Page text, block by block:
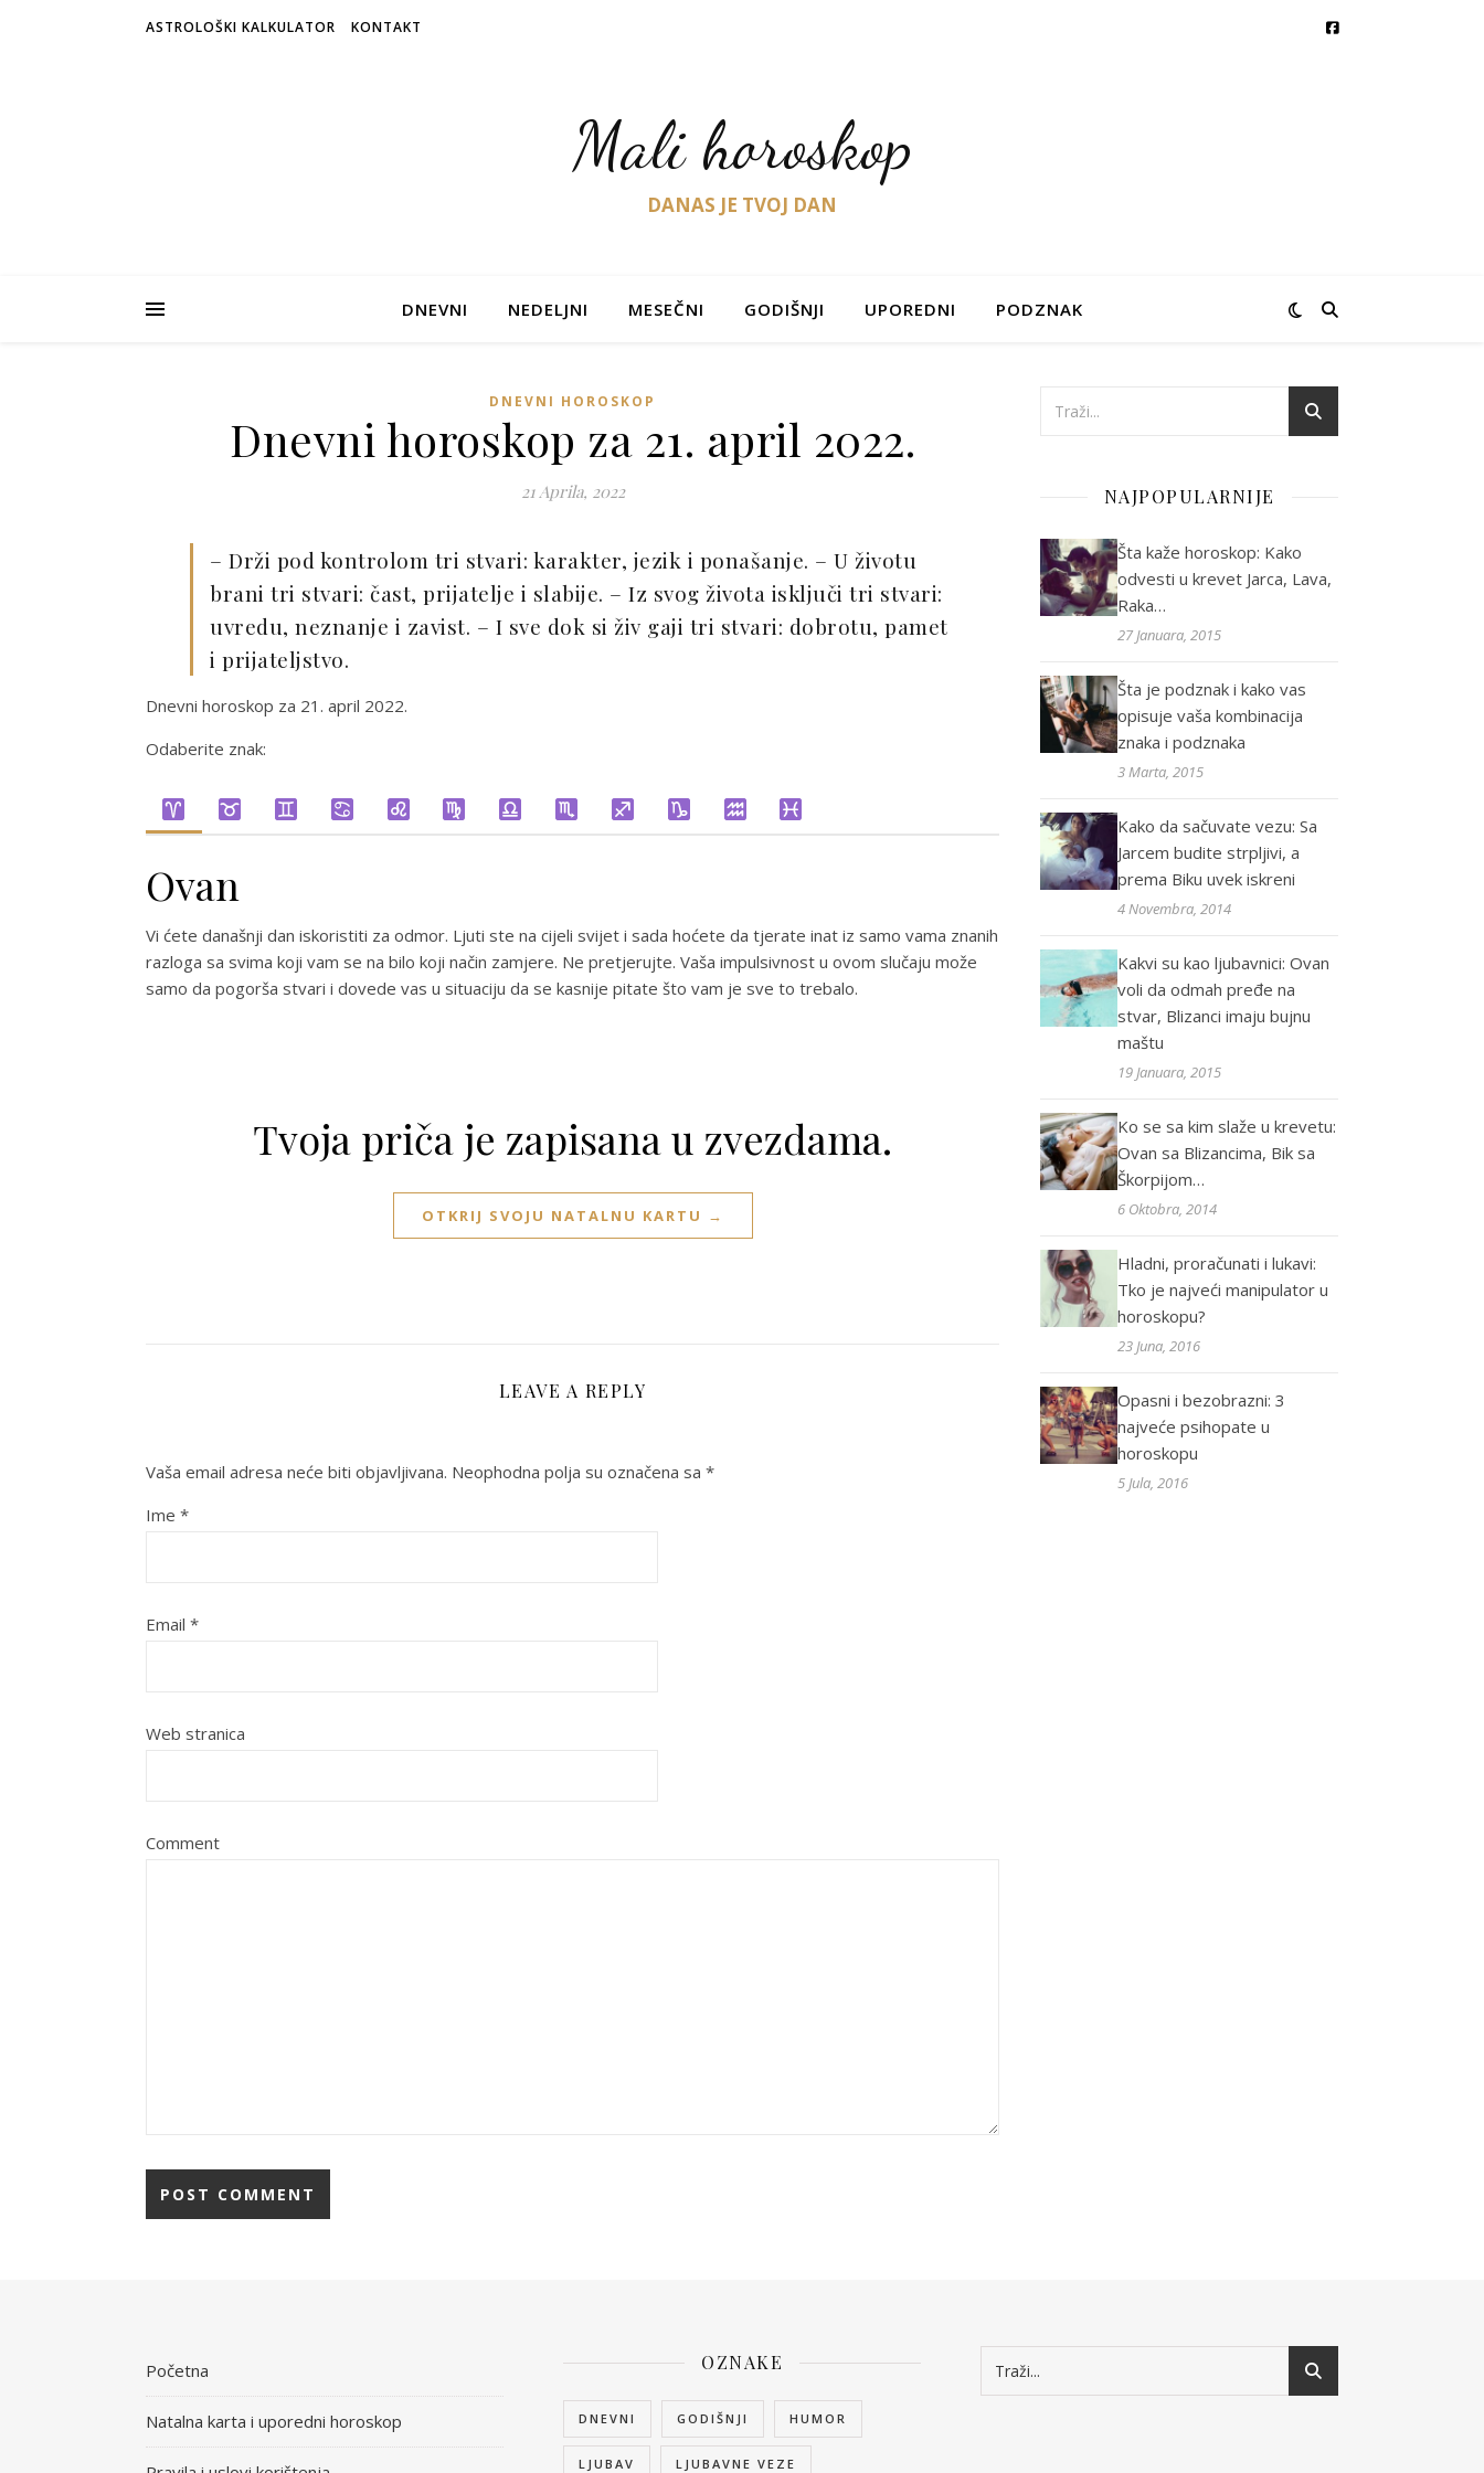
ASTROLOŠKI KALKULATOR KONTAKT
Mali horoskop
DANAS JE TVOJ DAN
DNEVNI NEDELJNI MESEČNI GODIŠNJI UPOREDNI PODZNAK
DNEVNI HOROSKOP
Dnevni horoskop za 21. april 2022.
21 Aprila, 2022
– Drži pod kontrolom tri stvari: karakter, jezik i ponašanje. – U životu
brani tri stvari: čast, prijatelje i slabije. – Iz svog života isključi tri stvari:
uvredu, neznanje i zavist. – I sve dok si živ gaji tri stvari: dobrotu, pamet
i prijateljstvo.
Dnevni horoskop za 21. april 2022.
Odaberite znak:
Ovan
Vi ćete današnji dan iskoristiti za odmor. Ljuti ste na cijeli svijet i sada hoćete da tjerate inat iz samo vama znanih
razloga sa svima koji vam se na bilo koji način zamjere. Ne pretjerujte. Vaša impulsivnost u ovom slučaju može
samo da pogorša stvari i dovede vas u situaciju da se kasnije pitate što vam je sve to trebalo.
Tvoja priča je zapisana u zvezdama.
OTKRIJ SVOJU NATALNU KARTU →
LEAVE A REPLY
Vaša email adresa neće biti objavljivana. Neophodna polja su označena sa *
Ime *
Email *
Web stranica
Comment
NAJPOPULARNIJE
Šta kaže horoskop: Kako
odvesti u krevet Jarca, Lava,
Raka…
27 Januara, 2015
Šta je podznak i kako vas
opisuje vaša kombinacija
znaka i podznaka
3 Marta, 2015
Kako da sačuvate vezu: Sa
Jarcem budite strpljivi, a
prema Biku uvek iskreni
4 Novembra, 2014
Kakvi su kao ljubavnici: Ovan
voli da odmah pređe na
stvar, Blizanci imaju bujnu
maštu
19 Januara, 2015
Ko se sa kim slaže u krevetu:
Ovan sa Blizancima, Bik sa
Škorpijom…
6 Oktobra, 2014
Hladni, proračunati i lukavi:
Tko je najveći manipulator u
horoskopu?
23 Juna, 2016
Opasni i bezobrazni: 3
najveće psihopate u
horoskopu
5 Jula, 2016
Početna
Natalna karta i uporedni horoskop
OZNAKE
DNEVNI GODIŠNJI HUMOR
LJUBAV LJUBAVNE VEZE